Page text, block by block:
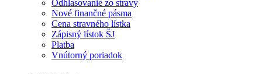
Odhlasovanie zo stravy
Nové finančné pásma
Cena stravného lístka
Zápisný lístok ŠJ
Platba
Vnútorný poriadok